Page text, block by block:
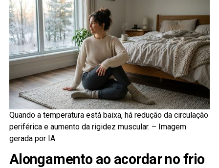
Quando a temperatura está baixa, há redução da circulação
periférica e aumento da rigidez muscular. – Imagem
gerada por IA
Alongamento ao acordar no frio